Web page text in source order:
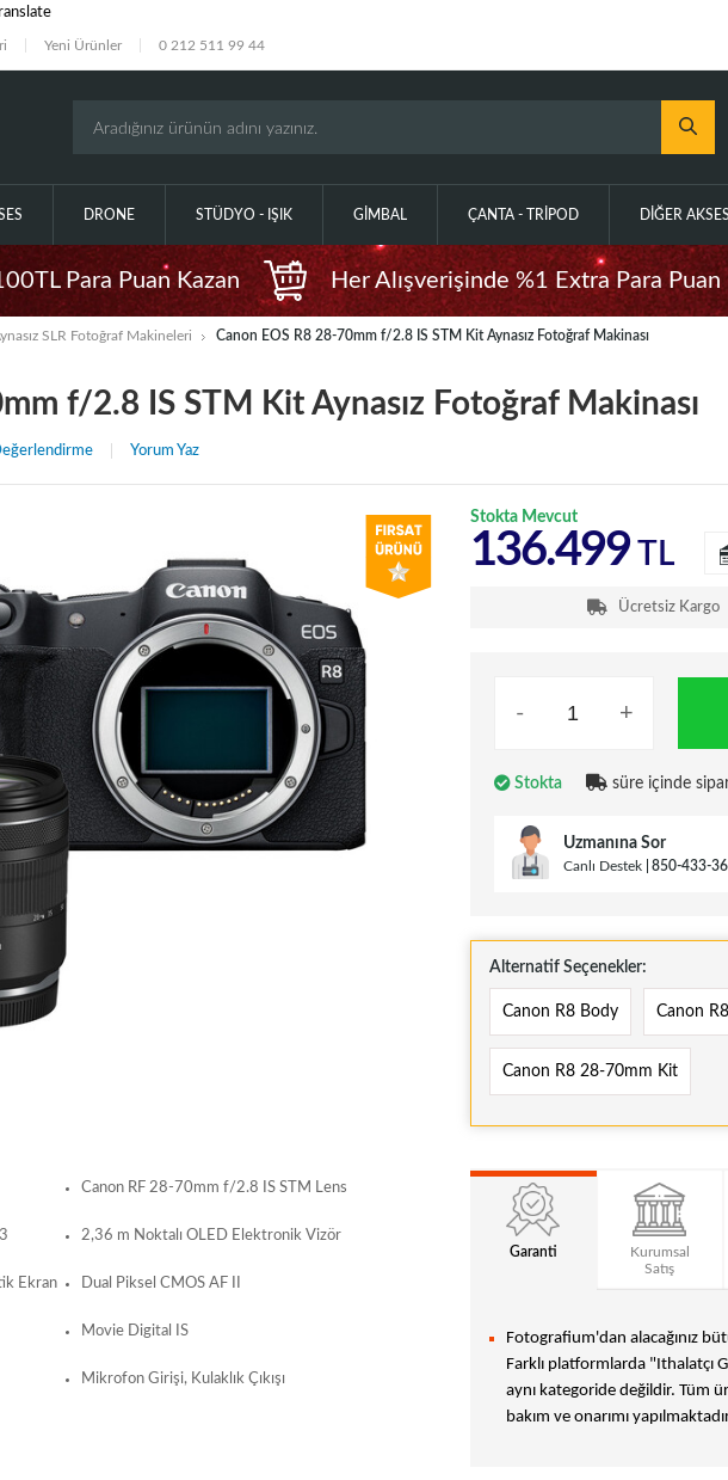
Yeni Ürünler 0 212 511 99 44
DRONE STÜDYO - IŞIK GIMBAL ÇANTA - TRIPOD DIĞER
Para Puan Kazan Her Alışverişinde %1 Extra Para Puan
SLR Fotoğraf Makineleri Canon EOS R8 28-70mm f/2.8 IS STM Kit Aynasız Fotoğraf Makinası
f/2.8 IS STM Kit Aynasız Fotoğraf Makinası
Yorum Yaz
Canon RF 28-70mm f/2.8 IS STM Lens
2,36 m Noktalı OLED Elektronik Vizör
Ekran Dual Piksel CMOS AF II
Movie Digital IS
Mikrofon Girişi, Kulaklık Çıkışı
Stokta Mevcut
136.499 TL
Ücretsiz Kargo
- +
Stokta süre içinde
Uzmanına Sor
Canlı Destek 850-433-
Alternatif Seçenekler:
Canon R8 Body Canon
Canon R8 28-70mm Kit
Garanti
Kurumsal
Satış
Fotografium'dan alacağınız
Farklı platformlarda "Ithalatçı
aynı kategoride değildir. Tüm
bakım ve onarımı